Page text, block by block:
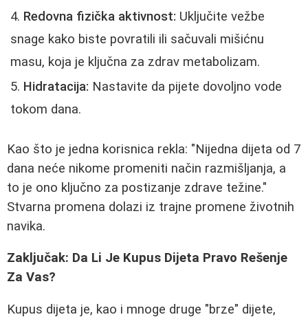
Redovna fizička aktivnost: Uključite vežbe
snage kako biste povratili ili sačuvali mišićnu
masu, koja je ključna za zdrav metabolizam.
Hidratacija: Nastavite da pijete dovoljno vode
tokom dana.
Kao što je jedna korisnica rekla: "Nijedna dijeta od 7
dana neće nikome promeniti način razmišljanja, a
to je ono ključno za postizanje zdrave težine."
Stvarna promena dolazi iz trajne promene životnih
navika.
Zaključak: Da Li Je Kupus Dijeta Pravo Rešenje
Za Vas?
Kupus dijeta je, kao i mnoge druge "brze" dijete,